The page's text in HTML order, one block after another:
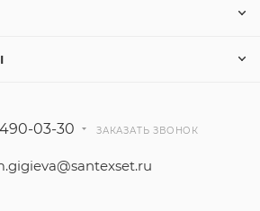
490-03-30 ЗАКАЗАТЬ ЗВОНОК